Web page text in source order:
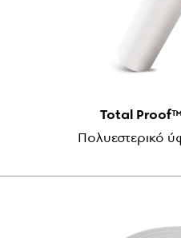
Total Proof™
Πολυεστερικό